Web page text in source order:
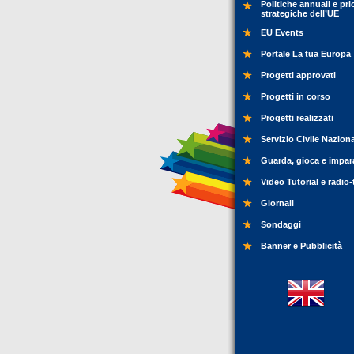
Politiche annuali e
strategiche dell’UE
EU Events
Portale La tua Europa
Progetti approvati
Progetti in corso
Progetti realizzati
Servizio Civile
Guarda, gioca e
Video Tutorial e
Giornali
Sondaggi
Banner e Pubblicità